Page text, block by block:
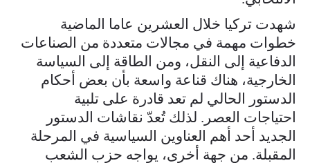
شهدت تركيا خلال العشرين عاما الماضية
خطوات مهمة في مجالات متعددة من الصناعات
الدفاعية إلى النقل، ومن الطاقة إلى السياسة
الخارجية، هناك قناعة واسعة بأن بعض أحكام
الدستور الحالي لم تعد قادرة على تلبية
احتياجات العصر. لذلك تُعدّ نقاشات الدستور
الجديد أحد أهم العناوين السياسية في المرحلة
المقبلة. من جهة أخرى، يواجه حزب الشعب